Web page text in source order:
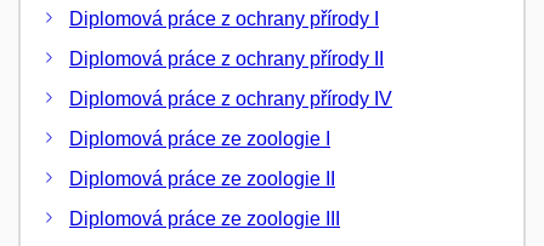
Diplomová práce z ochrany přírody I
Diplomová práce z ochrany přírody II
Diplomová práce z ochrany přírody IV
Diplomová práce ze zoologie I
Diplomová práce ze zoologie II
Diplomová práce ze zoologie III